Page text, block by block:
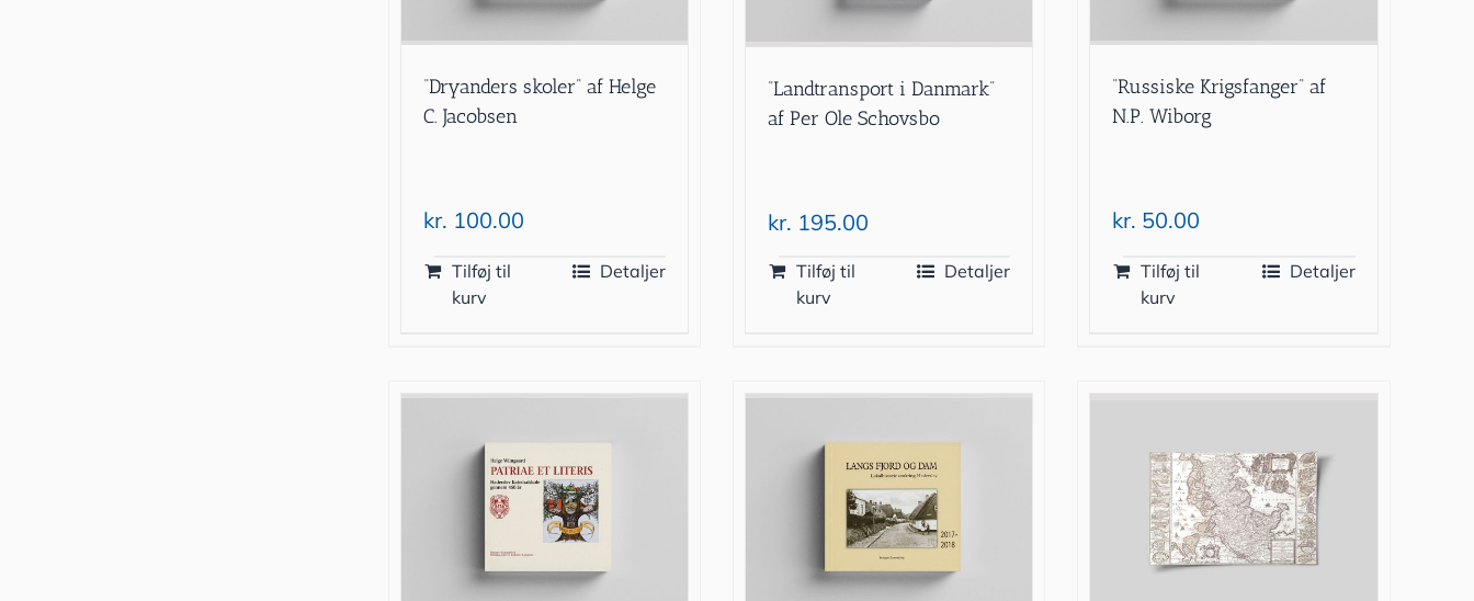
“Dryanders skoler” af Helge
C. Jacobsen
kr. 100.00
Tilføj til
kurv
Detaljer
“Landtransport i Danmark”
af Per Ole Schovsbo
kr. 195.00
Tilføj til
kurv
Detaljer
“Russiske Krigsfanger” af
N.P. Wiborg
kr. 50.00
Tilføj til
kurv
Detaljer